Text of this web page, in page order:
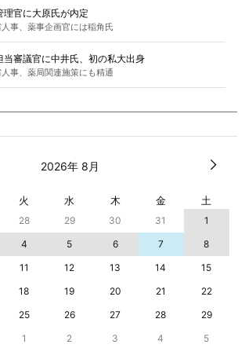
理官に大原氏が内定
人事、薬事企画官には稲角氏
当審議官に中井氏、初の私大出身
人事、薬局関連施策にも精通
2026年 8月
火 水 木 金 土
28 29 30 31
1
4 5 6 7
8
11 12 13 14
15
18 19 20 21
22
25 26 27 28
29
1 2 3 4 5